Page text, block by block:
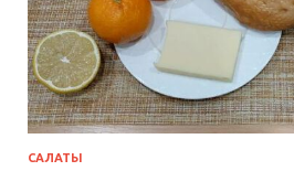
САЛАТЫ